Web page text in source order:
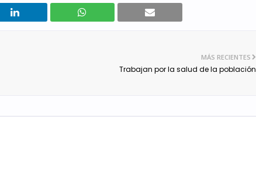
MÁS RECIENTES
Trabajan por la salud de la población